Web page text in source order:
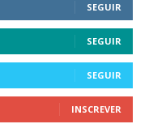
SEGUIR
SEGUIR
SEGUIR
INSCREVER